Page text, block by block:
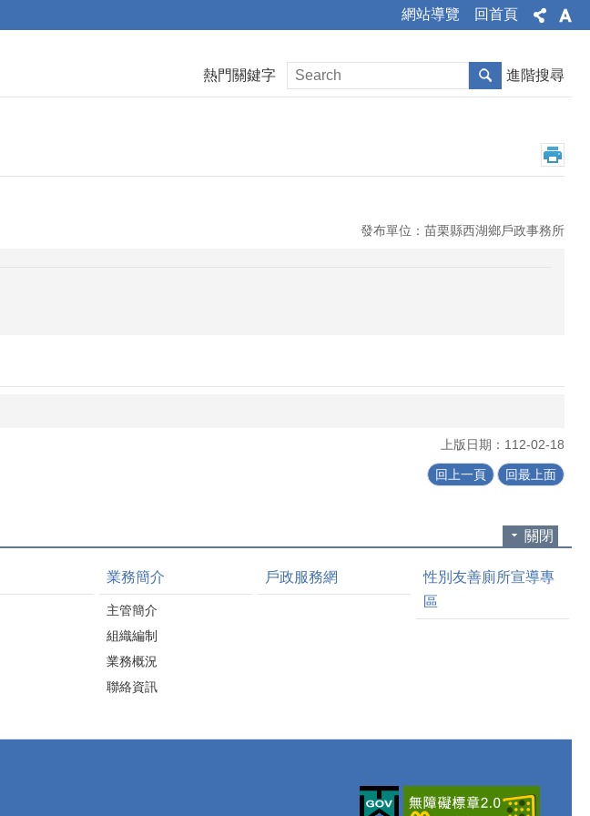
網站導覽 回首頁
熱門關鍵字 進階搜尋
發布單位：苗栗縣西湖鄉戶政事務所
上版日期：112-02-18
回上一頁 回最上面
關閉
業務簡介
主管簡介
組織編制
業務概況
聯絡資訊
戶政服務網
性別友善廁所宣導專
區